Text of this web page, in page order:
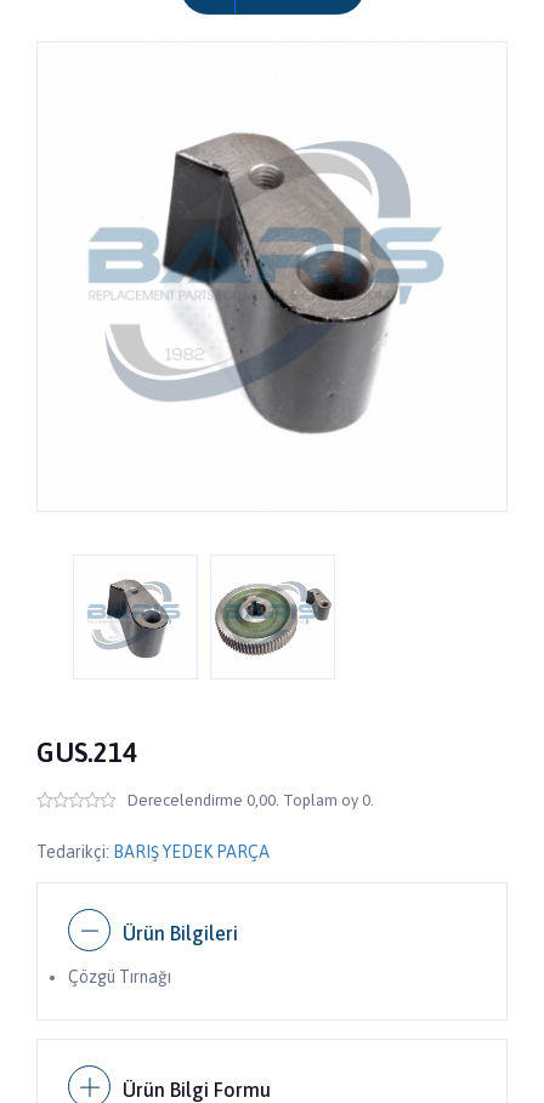
GUS.214
Derecelendirme 0,00. Toplam oy 0.
Tedarikçi: BARIŞ YEDEK PARÇA
Ürün Bilgileri
Çözgü Tırnağı
Ürün Bilgi Formu